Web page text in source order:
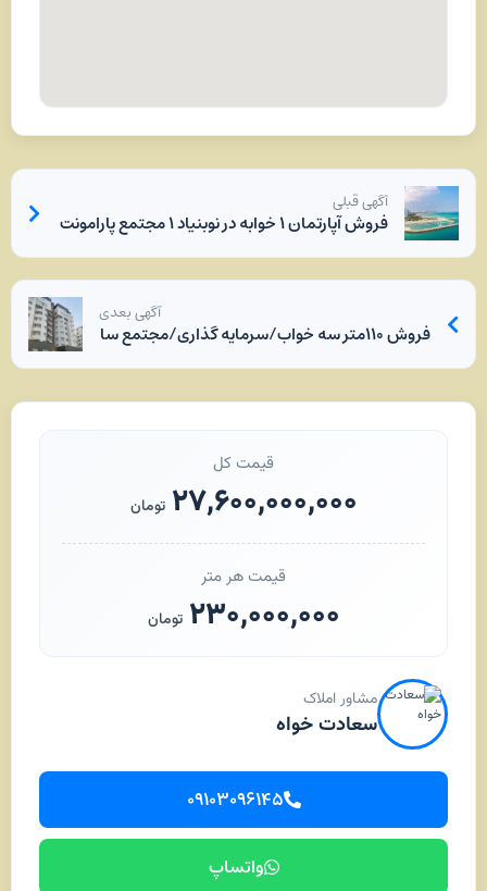
آگهی قبلی
فروش آپارتمان ۱ خوابه در نوبنیاد ۱ مجتمع پارامونت جزیره کیش
آگهی بعدی
فروش ۱۱۰متر سه خواب/سرمایه گذاری/مجتمع ساحلی یاسین
قیمت کل
۲۷,۶۰۰,۰۰۰,۰۰۰ تومان
قیمت هر متر
۲۳۰,۰۰۰,۰۰۰ تومان
مشاور املاک
سعادت خواه
۰۹۱۰۳۰۹۶۱۴۵
واتساپ